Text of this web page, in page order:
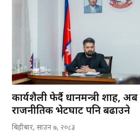
कार्यशैली फेर्दै प्रधानमन्त्री शाह, अब
राजनीतिक भेटघाट पनि बढाउने
बिहीबार, साउन ७, २०८३